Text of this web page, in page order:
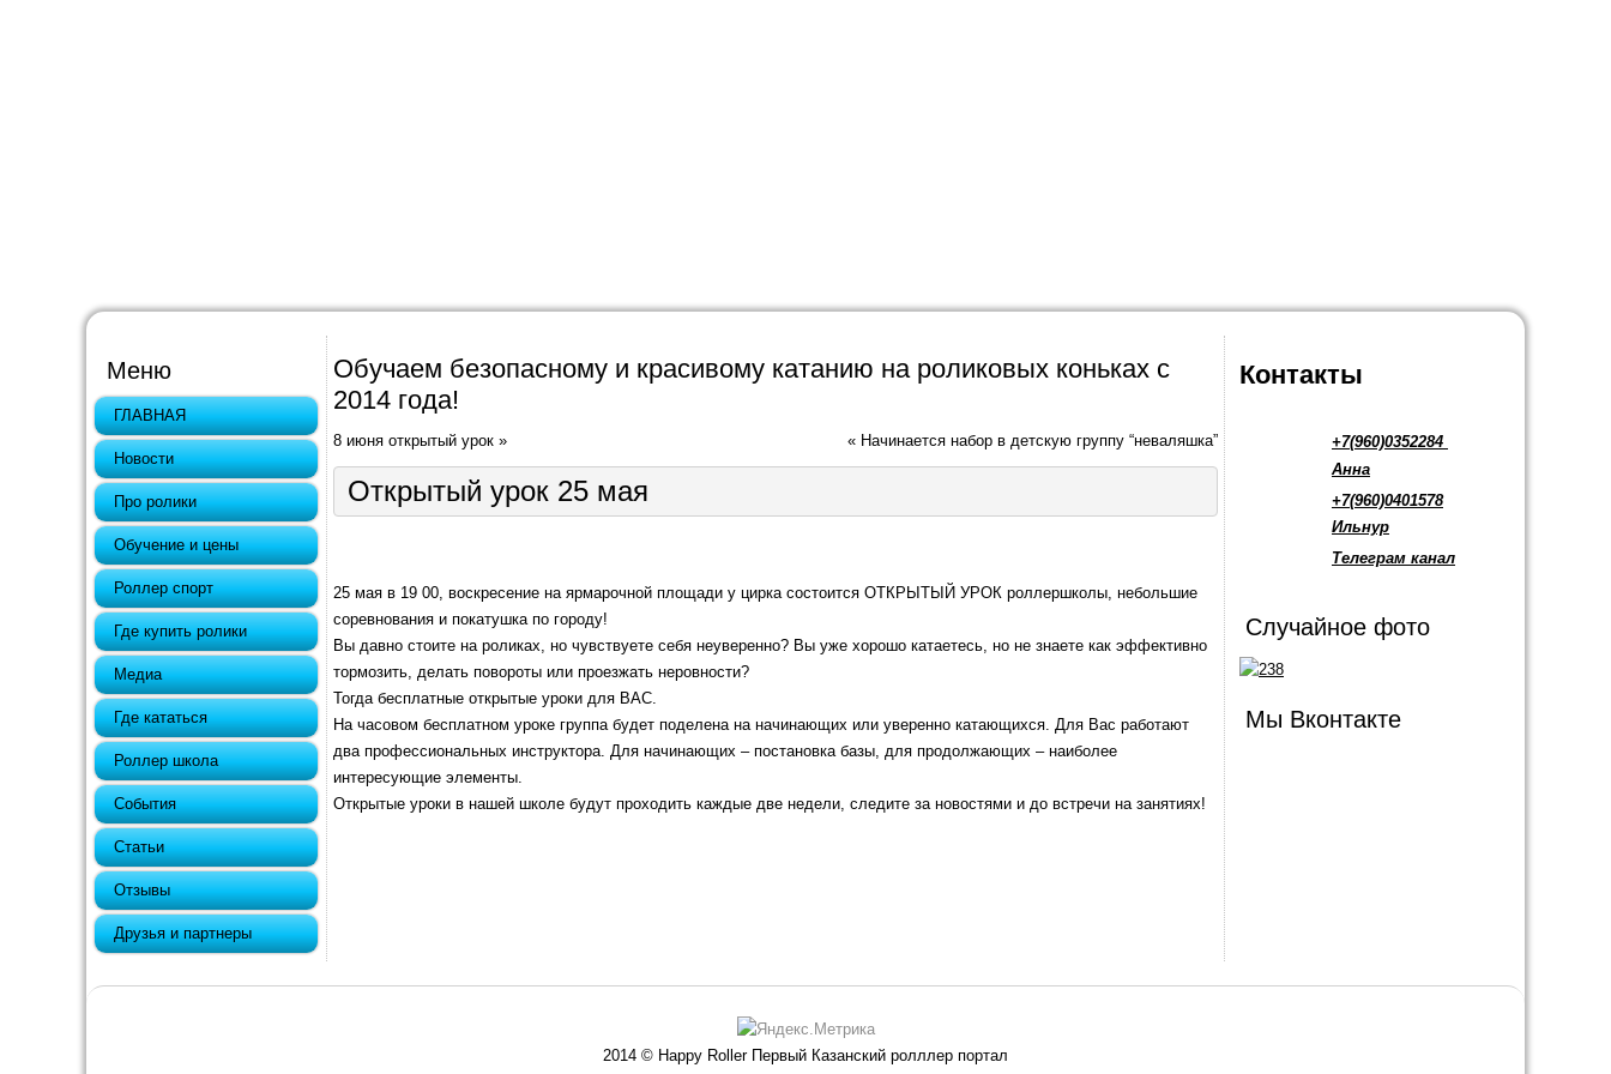
Меню
ГЛАВНАЯ
Новости
Про ролики
Обучение и цены
Роллер спорт
Где купить ролики
Медиа
Где кататься
Роллер школа
События
Статьи
Отзывы
Друзья и партнеры
Обучаем безопасному и красивому катанию на роликовых коньках с
2014 года!
8 июня открытый урок » « Начинается набор в детскую группу “неваляшка”
Открытый урок 25 мая
25 мая в 19 00, воскресение на ярмарочной площади у цирка состоится ОТКРЫТЫЙ УРОК роллершколы, небольшие
соревнования и покатушка по городу!
Вы давно стоите на роликах, но чувствуете себя неуверенно? Вы уже хорошо катаетесь, но не знаете как эффективно
тормозить, делать повороты или проезжать неровности?
Тогда бесплатные открытые уроки для ВАС.
На часовом бесплатном уроке группа будет поделена на начинающих или уверенно катающихся. Для Вас работают
два профессиональных инструктора. Для начинающих – постановка базы, для продолжающих – наиболее
интересующие элементы.
Открытые уроки в нашей школе будут проходить каждые две недели, следите за новостями и до встречи на занятиях!
Контакты
+7(960)0352284
Анна
+7(960)0401578
Ильнур
Телеграм канал
Случайное фото
Мы Вконтакте
2014 © Happy Roller Первый Казанский ролллер портал